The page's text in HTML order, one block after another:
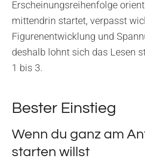
Erscheinungsreihenfolge
mittendrin startet, verpasst
Figurenentwicklung und
deshalb lohnt sich das Lesen
1 bis 3.
Bester Einstieg
Wenn du ganz am
starten willst